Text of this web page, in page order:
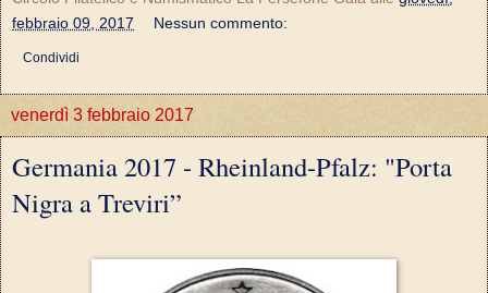
febbraio 09, 2017
Nessun commento:
Condividi
venerdì 3 febbraio 2017
Germania 2017 - Rheinland-Pfalz: "Porta
Nigra a Treviri”